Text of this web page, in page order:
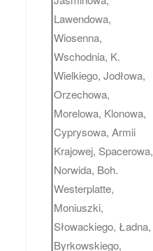
Lawendowa,
Wiosenna,
Wschodnia, K.
Wielkiego, Jodłowa,
Orzechowa,
Morelowa, Klonowa,
Cyprysowa, Armii
Krajowej, Spacerowa,
Norwida, Boh.
Westerplatte,
Moniuszki,
Słowackiego, Ładna,
Byrkowskiego,